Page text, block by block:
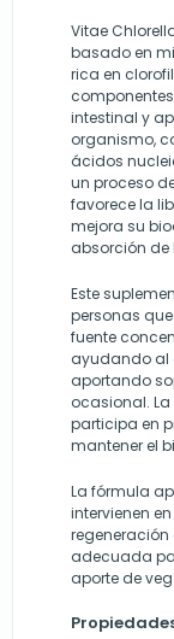
Vitae
basado en
rica en
intestinal y
organismo,
ácidos
un proceso
favorece la
mejora su
absorción de
Este
personas
fuente
ayudando al
aportando
ocasional.
participa en
mantener el
La fórmula
intervienen
regeneración
adecuada
aporte de